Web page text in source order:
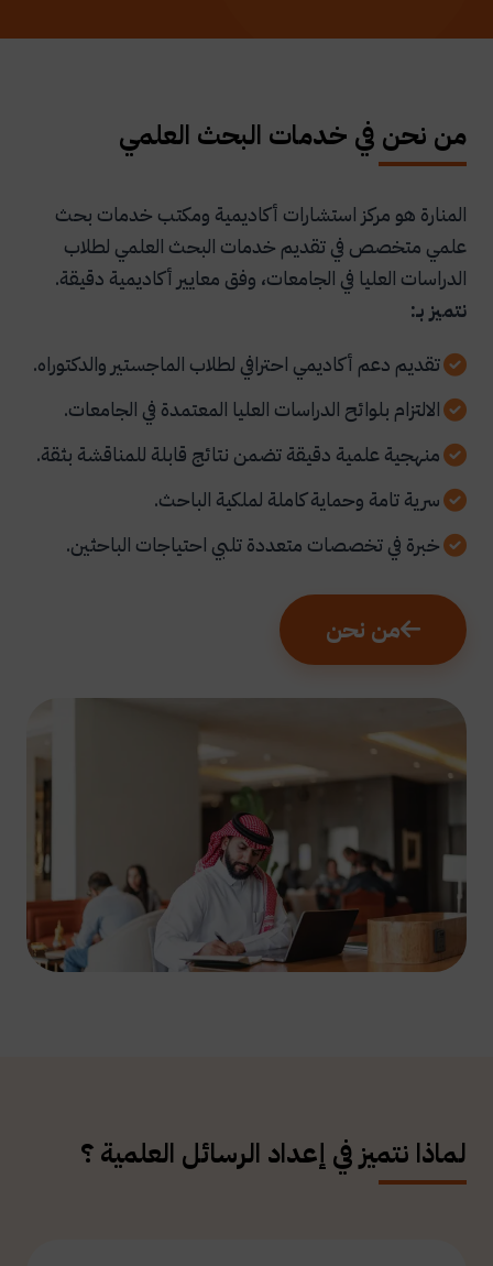
من نحن في خدمات البحث العلمي
المنارة هو مركز استشارات أكاديمية ومكتب خدمات بحث
علمي متخصص في تقديم خدمات البحث العلمي لطلاب
الدراسات العليا في الجامعات، وفق معايير أكاديمية دقيقة.
نتميز بـ:
تقديم دعم أكاديمي احترافي لطلاب الماجستير والدكتوراه.
الالتزام بلوائح الدراسات العليا المعتمدة في الجامعات.
منهجية علمية دقيقة تضمن نتائج قابلة للمناقشة بثقة.
سرية تامة وحماية كاملة لملكية الباحث.
خبرة في تخصصات متعددة تلبي احتياجات الباحثين.
من نحن
لماذا نتميز في إعداد الرسائل العلمية ؟